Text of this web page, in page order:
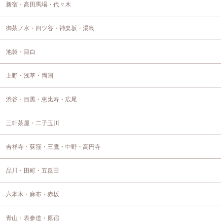
新宿・高田馬場・代々木
御茶ノ水・四ツ谷・神楽坂・湯島
池袋・目白
上野・浅草・両国
渋谷・目黒・恵比寿・広尾
三軒茶屋・二子玉川
吉祥寺・荻窪・三鷹・中野・高円寺
品川・田町・五反田
六本木・麻布・赤坂
青山・表参道・原宿